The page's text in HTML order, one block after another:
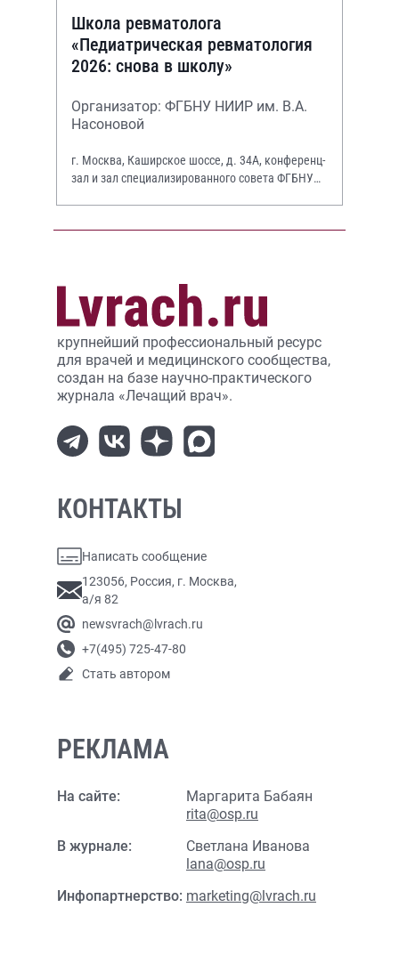
Школа ревматолога
«Педиатрическая ревматология
2026: снова в школу»
Организатор: ФГБНУ НИИР им. В.А.
Насоновой
г. Москва, Каширское шоссе, д. 34А, конференц-
зал и зал специализированного совета ФГБНУ
крупнейший профессиональный ресурс
для врачей и медицинского сообщества,
создан на базе научно-практического
журнала «Лечащий врач».
КОНТАКТЫ
Написать сообщение
123056, Россия, г. Москва,
а/я 82
newsvrach@lvrach.ru
+7(495) 725-47-80
Стать автором
РЕКЛАМА
На сайте:
Маргарита Бабаян
rita@osp.ru
В журнале:
Светлана Иванова
lana@osp.ru
Инфопартнерство: marketing@lvrach.ru